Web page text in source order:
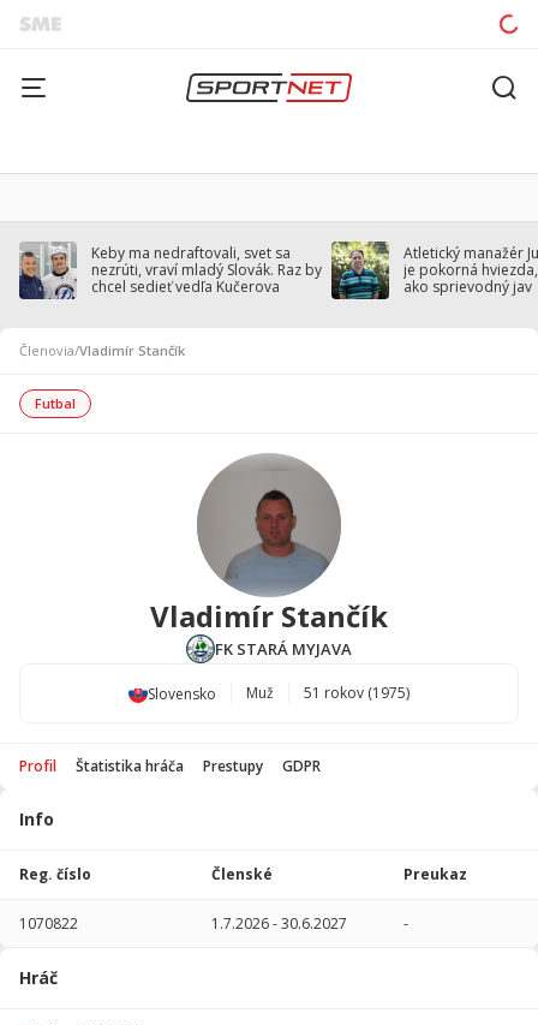
Keby ma nedraftovali, svet sa
nezrúti, vraví mladý Slovák. Raz by
chcel sedieť vedľa Kučerova
Atletický manažér
je pokorná
ako sprievodný jav
Členovia/Vladimír Stančík
Futbal
Vladimír Stančík
FK STARÁ MYJAVA
Slovensko Muž 51 rokov (1975)
Profil Štatistika hráča Prestupy GDPR
Info
Reg. číslo Členské Preukaz
1070822 1.7.2026-30.6.2027 -
Hráč
Štatistika